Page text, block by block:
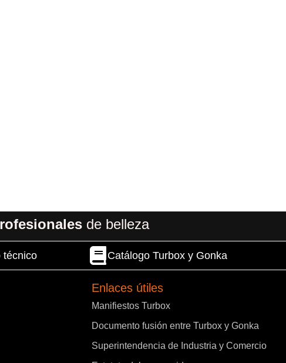
de belleza
técnico Catálogo Turbox y Gonka
Enlaces útiles
Manifiestos Turbox
Documento fusión entre Turbox y Gonka
Superintendencia de Industria y Comercio